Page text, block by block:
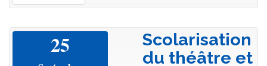
25
Scolarisation
du théâtre et